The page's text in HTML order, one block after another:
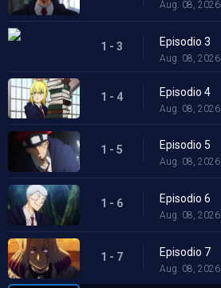
Aug. 08, 2026
1 - 3 Episodio 3
Aug. 08, 2026
1 - 4 Episodio 4
Aug. 08, 2026
1 - 5 Episodio 5
Aug. 08, 2026
1 - 6 Episodio 6
Aug. 08, 2026
1 - 7 Episodio 7
Aug. 08, 2026